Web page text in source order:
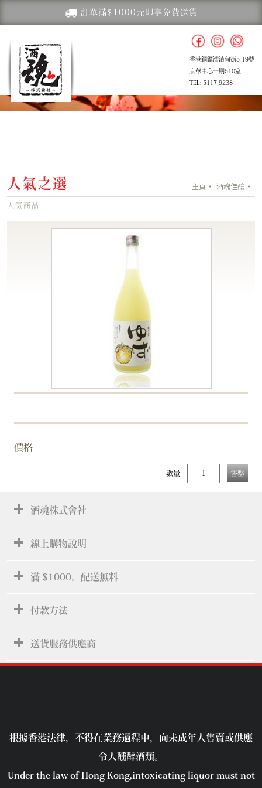
訂單滿$1000元即享免費送貨
香港銅鑼灣渣甸街5-19號
京華中心一期510室
TEL: 5117 9238
人氣之選 主頁 酒魂佳釀
人気商品
數量 售罄
價格
酒魂株式會社
線上購物說明
滿 $1000，配送無料
付款方法
送貨服務供應商
根據香港法律，不得在業務過程中，向未成年人售賣或供應
令人醺醉酒類。
Under the law of Hong Kong,intoxicating liquor must not